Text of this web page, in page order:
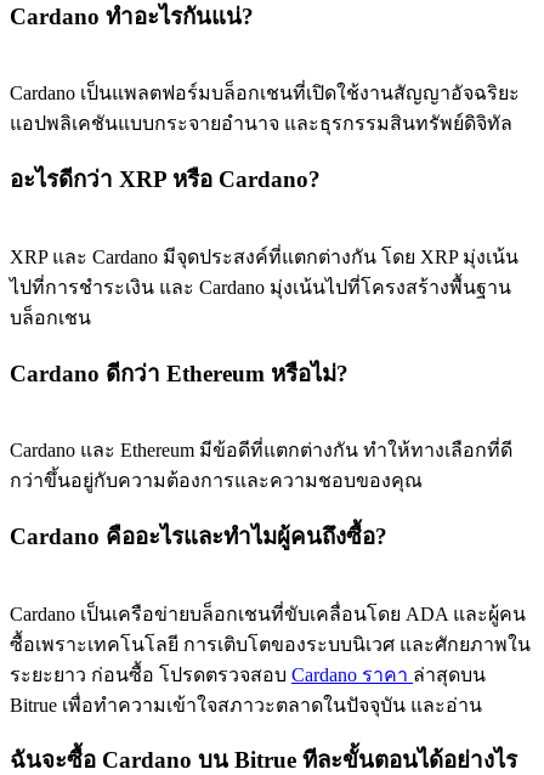
Cardano ทําอะไรกันแน่?
Cardano เป็นแพลตฟอร์มบล็อกเชนที่เปิดใช้งานสัญญาอัจฉริยะ
แอปพลิเคชันแบบกระจายอํานาจ และธุรกรรมสินทรัพย์ดิจิทัล
อะไรดีกว่า XRP หรือ Cardano?
XRP และ Cardano มีจุดประสงค์ที่แตกต่างกัน โดย XRP มุ่งเน้น
ไปที่การชําระเงิน และ Cardano มุ่งเน้นไปที่โครงสร้างพื้นฐาน
บล็อกเชน
Cardano ดีกว่า Ethereum หรือไม่?
Cardano และ Ethereum มีข้อดีที่แตกต่างกัน ทําให้ทางเลือกที่ดี
กว่าขึ้นอยู่กับความต้องการและความชอบของคุณ
Cardano คืออะไรและทําไมผู้คนถึงซื้อ?
Cardano เป็นเครือข่ายบล็อกเชนที่ขับเคลื่อนโดย ADA และผู้คน
ซื้อเพราะเทคโนโลยี การเติบโตของระบบนิเวศ และศักยภาพใน
ระยะยาว ก่อนซื้อ โปรดตรวจสอบ Cardano ราคา ล่าสุดบน
Bitrue เพื่อทําความเข้าใจสภาวะตลาดในปัจจุบัน และอ่าน
ฉันจะซื้อ Cardano บน Bitrue ทีละขั้นตอนได้อย่างไร